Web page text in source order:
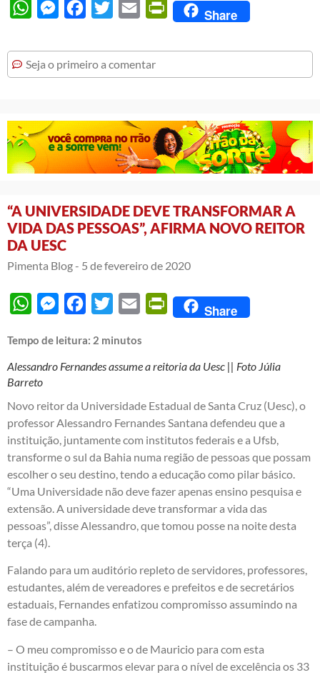
WhatsAppMessengerFacebook
Twitter Email PrintFriendly
Share
Seja o primeiro a comentar
“A UNIVERSIDADE DEVE TRANSFORMAR A
VIDA DAS PESSOAS”, AFIRMA NOVO REITOR
DA UESC
Pimenta Blog - 5 de fevereiro de 2020
WhatsAppMessengerFacebook
Twitter Email PrintFriendly
Share
Tempo de leitura: 2 minutos
Alessandro Fernandes assume a reitoria da Uesc || Foto Júlia
Barreto
Novo reitor da Universidade Estadual de Santa Cruz (Uesc), o
professor Alessandro Fernandes Santana defendeu que a
instituição, juntamente com institutos federais e a Ufsb,
transforme o sul da Bahia numa região de pessoas que possam
escolher o seu destino, tendo a educação como pilar básico.
“Uma Universidade não deve fazer apenas ensino pesquisa e
extensão. A universidade deve transformar a vida das
pessoas”, disse Alessandro, que tomou posse na noite desta
terça (4).
Falando para um auditório repleto de servidores, professores,
estudantes, além de vereadores e prefeitos e de secretários
estaduais, Fernandes enfatizou compromisso assumindo na
fase de campanha.
– O meu compromisso e o de Mauricio para com esta
instituição é buscarmos elevar para o nível de excelência os 33